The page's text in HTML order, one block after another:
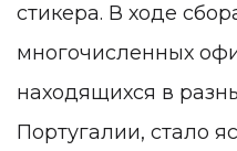
стикера. В ходе
многочисленных
находящихся в
Португалии, стало